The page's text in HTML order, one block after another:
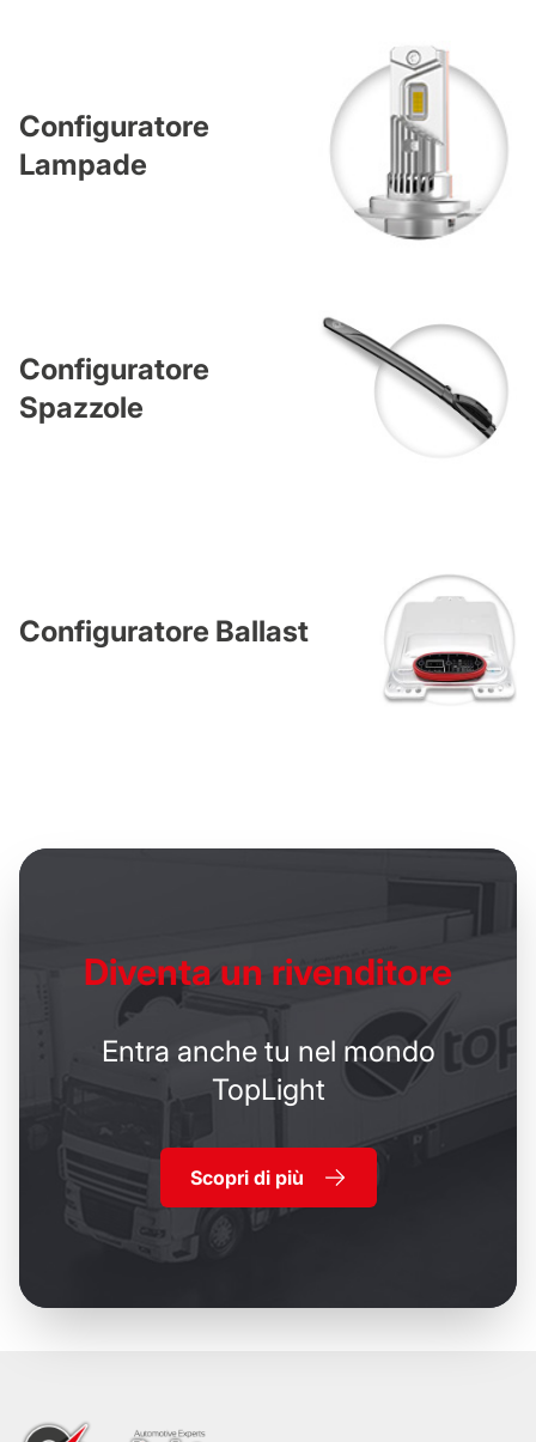
Configuratore
Lampade
Configuratore
Spazzole
Configuratore Ballast
Diventa un rivenditore
Entra anche tu nel mondo
TopLight
Scopri di più